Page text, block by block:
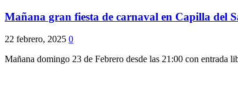
Mañana gran fiesta de carnaval en Capilla del
22 febrero, 2025 0
Mañana domingo 23 de Febrero desde las 21:00 con entrada